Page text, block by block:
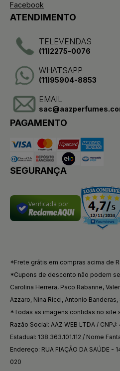
Facebook
ATENDIMENTO
TELEVENDAS
(11)2275-0076
WHATSAPP
(11)95904-8853
EMAIL
PAGAMENTO
SEGURANÇA
Verificada por
*Frete grátis em compras acima de
*Cupons de desconto não podem
Carolina Herrera, Paco Rabanne,
Azzaro, Nina Ricci, Antonio Banderas,
*Todas as imagens contidas no site
Razão Social: AAZ WEB LTDA /
Estadual: 138.363.101.112 / Nome
Endereço: RUA FIAÇÃO DA SAÚDE -
020